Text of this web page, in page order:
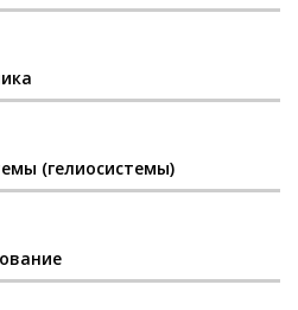
(гелиосистемы)